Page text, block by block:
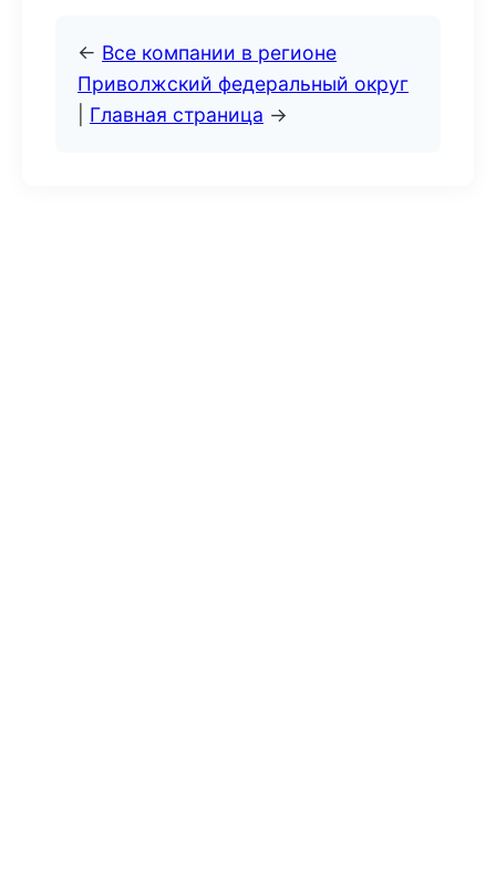
← Все компании в регионе
Приволжский федеральный округ
Главная страница →